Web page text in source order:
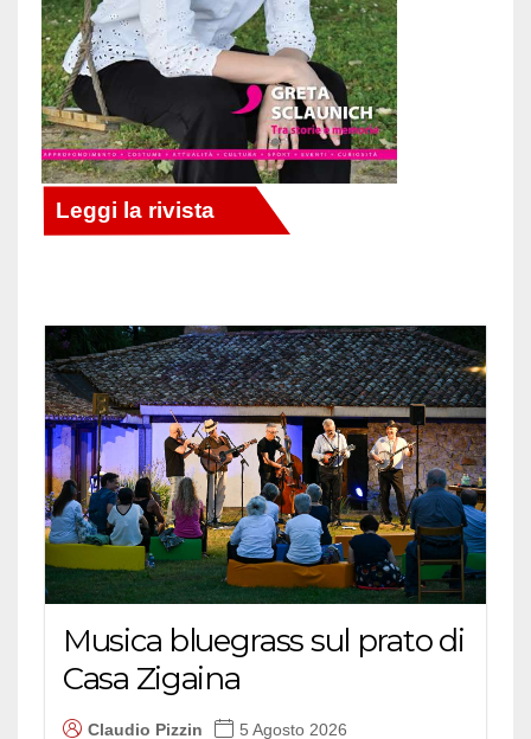
Musica bluegrass sul prato di
Casa Zigaina
Claudio Pizzin 5 Agosto 2026